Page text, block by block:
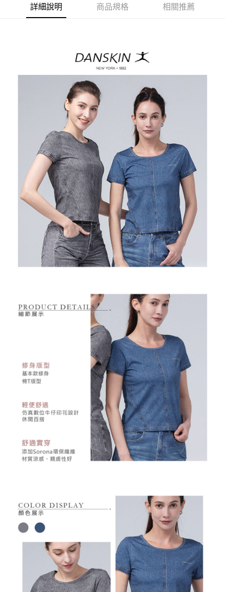
３．安心：先確認商品／服務後，再付款。
３．收到繳費通知簡訊後14天內，點擊此簡訊中的連結，可透過四大超商／
ATM／網路銀行／等多元方式進行付款，方視為交易完成。
※ 請注意：結帳手續完成當下不需立刻繳費，但若您需要取消訂單，請聯絡
購買商品的店家。未經商家同意取消之訂單仍視為有效，需透過AFTEE先享
※ 交易是否成功請以「AFTEE先享後付 」之結帳頁面顯示為準，若有關於
是否繳費成功／繳費後需取消欲退款等相關疑問，請聯繫「AFTEE先享後付
https://netprotections.freshdesk.com/support/home
【注意事項】
１．透過由恩沛科技股份有限公司提供之「AFTEE先享後付」服務完成之交
易，需依本服務之必要範圍內提供個人資料，並將交易相關給付款項請求債
權轉讓予恩沛科技股份有限公司。
２．關於個人資料處理事宜，請瀏覽以下網址：
https://aftee.tw/terms/#terms3
３．未成年的使用者請事先徵得法定代理人或監護人之同意方可使用
「AFTEE先享後付」，若未經同意申辦者引起之損失，本公司不負相關責
４．使用「AFTEE先享後付」時，將依據個別帳號之用戶狀況，依本公司即
時審查核予不同之上限額度；若仍有額度不足之情形，本公司將視審查結果
請求用戶進行身份認證。
５．嚴禁一人註冊多個帳號或使用他人資訊註冊。若發現惡意使用之情形，
恩沛科技股份有限公司將有權停止該用戶之使用額度並採取法律行動。
全家取貨付款
付款後萊爾富取貨
7-11取貨付款
付款後7-11取貨
免運費
宅配
詳細說明 商品規格 相關推薦